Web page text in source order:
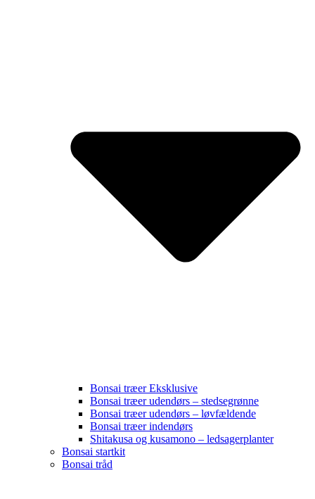
Bonsai træer Eksklusive
Bonsai træer udendørs – stedsegrønne
Bonsai træer udendørs – løvfældende
Bonsai træer indendørs
Shitakusa og kusamono – ledsagerplanter
Bonsai startkit
Bonsai tråd